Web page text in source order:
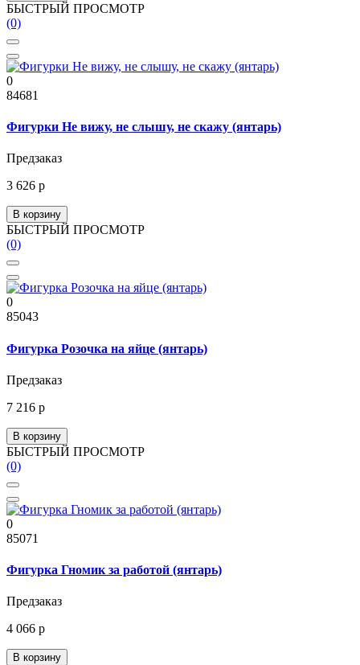
БЫСТРЫЙ ПРОСМОТР
(0)
0
84681
Фигурки Не вижу, не слышу, не скажу (янтарь)
Предзаказ
3 626 р
В корзину
БЫСТРЫЙ ПРОСМОТР
(0)
0
85043
Фигурка Розочка на яйце (янтарь)
Предзаказ
7 216 р
В корзину
БЫСТРЫЙ ПРОСМОТР
(0)
0
85071
Фигурка Гномик за работой (янтарь)
Предзаказ
4 066 р
В корзину